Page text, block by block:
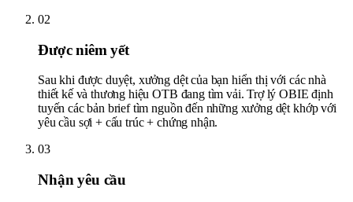
02
Được niêm yết
Sau khi được duyệt, xưởng dệt của bạn hiển thị với các nhà
thiết kế và thương hiệu OTB đang tìm vải. Trợ lý OBIE định
tuyến các bản brief tìm nguồn đến những xưởng dệt khớp với
yêu cầu sợi + cấu trúc + chứng nhận.
03
Nhận yêu cầu